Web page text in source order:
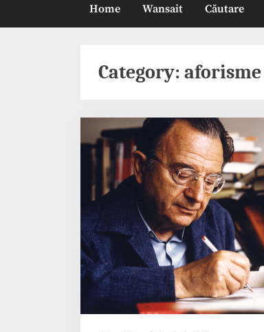
Home Wansait Căutare
Category: aforisme